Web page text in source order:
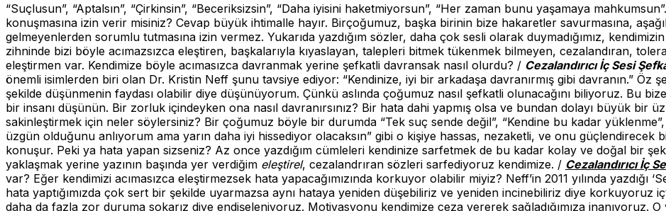
“Suçlusun”, “Aptalsın”, “Çirkinsin”, “Beceriksizsin”, “Daha iyisini haketmiyorsun”, “Her zaman bunu yaşamaya
konuşmasına izin verir misiniz? Cevap büyük ihtimalle hayır. Birçoğumuz, başka birinin bize hakaretler savurmasına,
gelmeyenlerden sorumlu tutmasına izin vermez. Yukarıda yazdığım sözler, daha çok sesli olarak duymadığımız,
zihninde bizi böyle acımazsızca eleştiren, başkalarıyla kıyaslayan, talepleri bitmek tükenmek bilmeyen, cezalandıran,
eleştirmen var. Kendimize böyle acımasızca davranmak yerine şefkatli davransak nasıl olurdu? / Cezalandırıcı İç Sesi
önemli isimlerden biri olan Dr. Kristin Neff şunu tavsiye ediyor: “Kendinize, iyi bir arkadaşa davranırmış gibi davranın.” Öz
şekilde düşünmenin faydası olabilir diye düşünüyorum. Çünkü aslında çoğumuz nasıl şefkatli olunacağını biliyoruz. Bu
bir insanı düşünün. Bir zorluk içindeyken ona nasıl davranırsınız? Bir hata dahi yapmış olsa ve bundan dolayı büyük bir
sakinleştirmek için neler söylersiniz? Bir çoğumuz böyle bir durumda “Tek suç sende değil”, “Kendine bu kadar yüklenme”,
üzgün olduğunu anlıyorum ama yarın daha iyi hissediyor olacaksın” gibi o kişiye hassas, nezaketli, ve onu güçlendirecek
konuşur. Peki ya hata yapan sizseniz? Az once yazdığım cümleleri kendinize sarfetmek de bu kadar kolay ve doğal bir
yaklaşmak yerine yazının başında yer verdiğim eleştirel, cezalandrıran sözleri sarfediyoruz kendimize. / Cezalandırıcı İç
var? Eğer kendimizi acımasızca eleştirmezsek hata yapacağımızında korkuyor olabilir miyiz? Neff’in 2011 yılında yazdığı
hata yaptığımızda çok sert bir şekilde uyarmazsa aynı hataya yeniden düşebiliriz ve yeniden incinebiliriz diye korkuyoruz
daha da fazla zor duruma sokarız diye endişeleniyoruz. Motivasyonu kendimize ceza vererek sağladığımıza inanıyoruz.